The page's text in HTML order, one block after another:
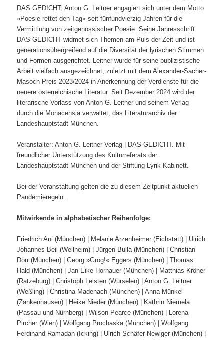
DAS GEDICHT: Anton G. Leitner engagiert sich unter dem Motto
»Poesie rettet den Tag« seit fünfundvierzig Jahren für die
Vermittlung von zeitgenössischer Poesie. Seine Jahresschrift
DAS GEDICHT widmet sich Themen am Puls der Zeit und ist
generationsübergreifend auf die Diversität der lyrischen Stimmen
und Formen ausgerichtet. Leitner wurde für seine publizistische
Arbeit vielfach ausgezeichnet, zuletzt mit dem Alexander-Sacher-
Masoch-Preis 2023/2024 in Anerkennung der Verdienste für die
neuere österreichische Literatur. Seit Dezember 2024 wird der
literarische Vorlass von Anton G. Leitner und seinem Verlag
durch die Monacensia verwaltet, das Literaturarchiv der
Landeshauptstadt München.
Veranstalter: Anton G. Leitner Verlag | DAS GEDICHT. Mit
freundlicher Unterstützung des Kulturreferats der
Landeshauptstadt München und der Stiftung Lyrik Kabinett.
Bei der Veranstaltung gelten die zu diesem Zeitpunkt aktuellen
Pandemieregeln.
Mitwirkende in alphabetischer Reihenfolge:
Friedrich Ani (München) | Melanie Arzenheimer (Eichstätt) | Ulrich
Johannes Beil (Weilheim) | Jürgen Bulla (München) | Christian
Dörr (München) | Georg »Grög!« Eggers (München) | Thomas
Hald (München) | Jan-Eike Hornauer (München) | Matthias Kröner
(Ratzeburg) | Christoph Leisten (Würselen) | Anton G. Leitner
(Weßling) | Christina Madenach (München) | Anna Münkel
(Zankenhausen) | Heike Nieder (München) | Kathrin Niemela
(Passau und Nürnberg) | Wilson Pearce (München) | Lorena
Pircher (Wien) | Wolfgang Prochaska (München) | Wolfgang
Ferdinand Ramadan (Icking) | Ulrich Schäfer-Newiger (München) |